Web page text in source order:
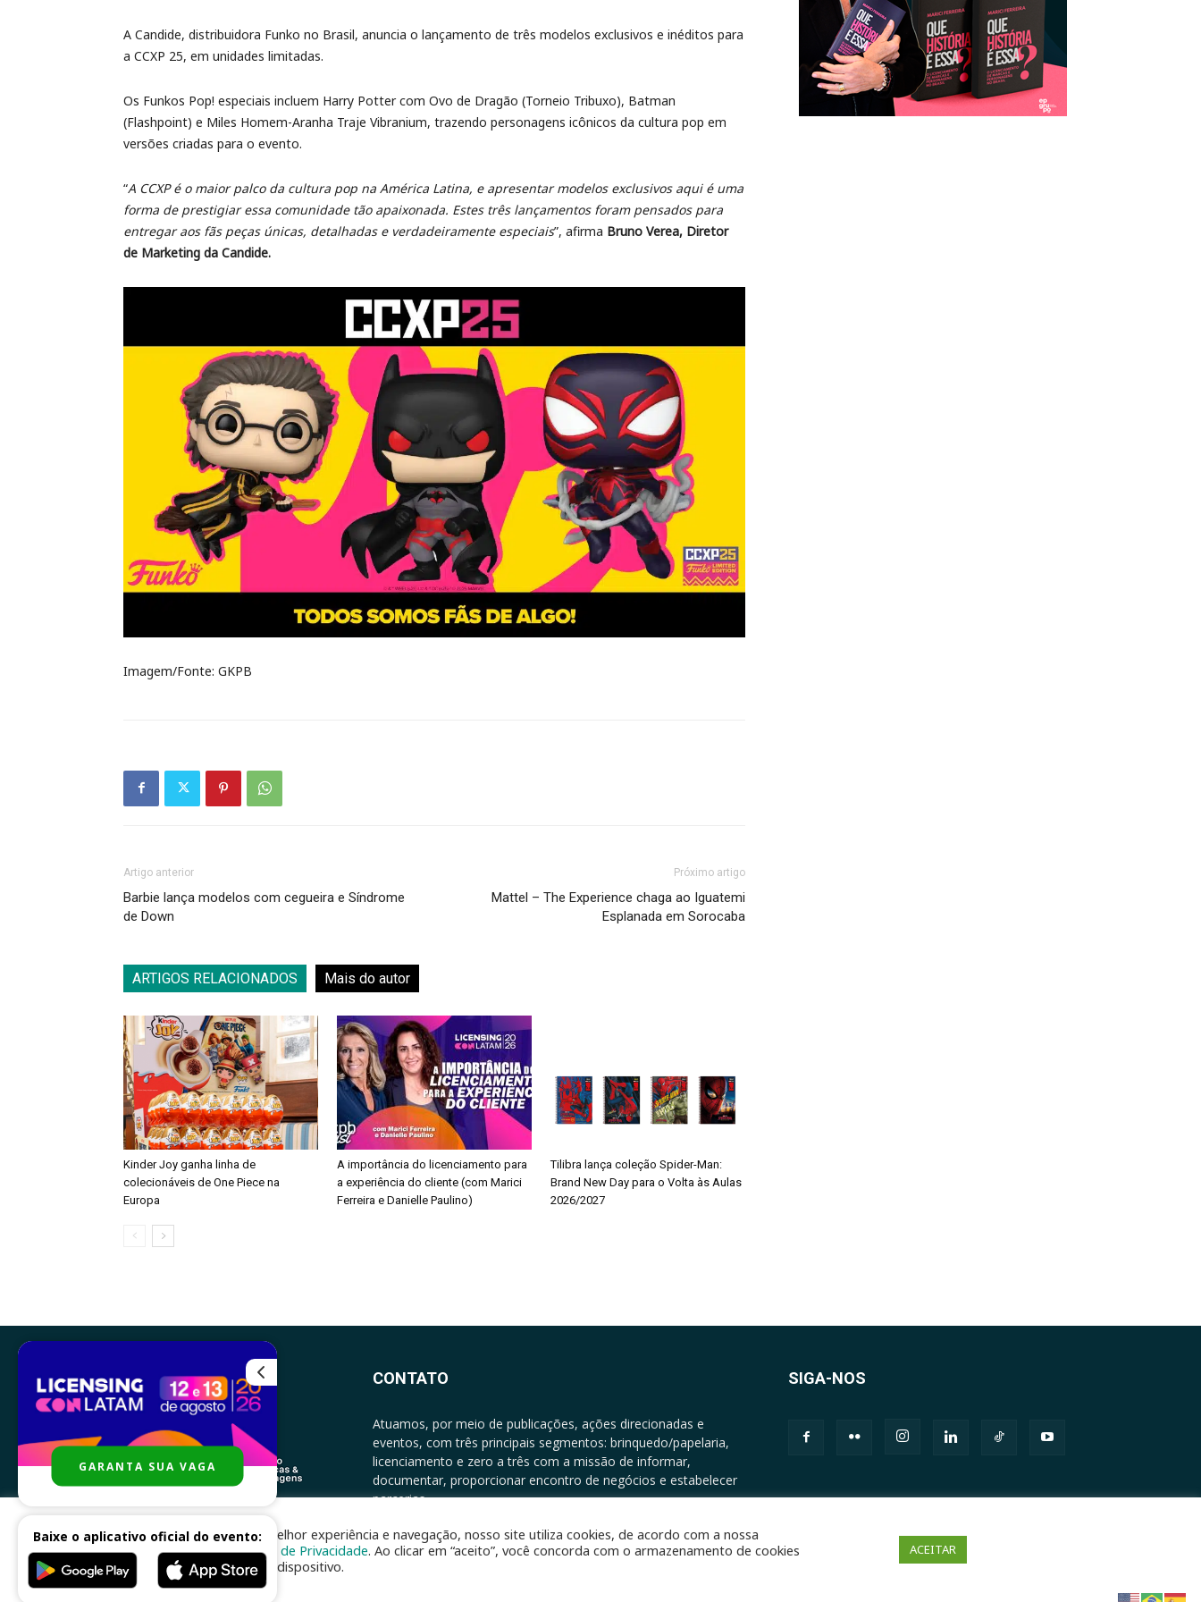
A Candide, distribuidora Funko no Brasil, anuncia o lançamento de três modelos exclusivos e inéditos para
a CCXP 25, em unidades limitadas.
Os Funkos Pop! especiais incluem Harry Potter com Ovo de Dragão (Torneio Tribuxo), Batman
(Flashpoint) e Miles Homem-Aranha Traje Vibranium, trazendo personagens icônicos da cultura pop em
versões criadas para o evento.
“A CCXP é o maior palco da cultura pop na América Latina, e apresentar modelos exclusivos aqui é uma
forma de prestigiar essa comunidade tão apaixonada. Estes três lançamentos foram pensados para
entregar aos fãs peças únicas, detalhadas e verdadeiramente especiais”, afirma Bruno Verea, Diretor
de Marketing da Candide.
Imagem/Fonte: GKPB
Artigo anterior
Barbie lança modelos com cegueira e Síndrome
de Down
Próximo artigo
Mattel – The Experience chaga ao Iguatemi
Esplanada em Sorocaba
ARTIGOS RELACIONADOS Mais do autor
Kinder Joy ganha linha de
colecionáveis de One Piece na
Europa
A importância do licenciamento para
a experiência do cliente (com Marici
Ferreira e Danielle Paulino)
Tilibra lança coleção Spider-Man:
Brand New Day para o Volta às Aulas
2026/2027
CONTATO
Atuamos, por meio de publicações, ações direcionadas e
eventos, com três principais segmentos: brinquedo/papelaria,
licenciamento e zero a três com a missão de informar,
documentar, proporcionar encontro de negócios e estabelecer
parcerias.
SIGA-NOS
Para melhor experiência e navegação, nosso site utiliza cookies, de acordo com a nossa
Política de Privacidade. Ao clicar em “aceito”, você concorda com o armazenamento de cookies
no seu dispositivo.
ACEITAR
GARANTA SUA VAGA
Baixe o aplicativo oficial do evento: